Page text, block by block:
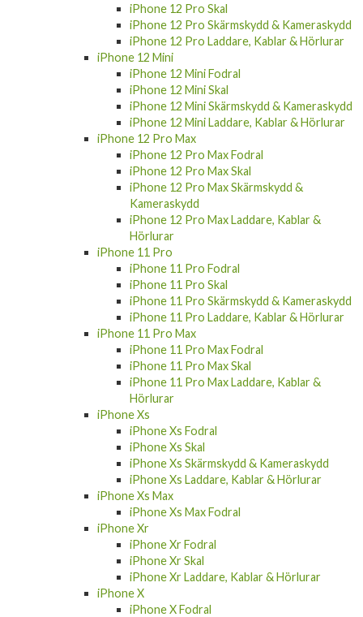
iPhone 12 Pro Skal
iPhone 12 Pro Skärmskydd & Kameraskydd
iPhone 12 Pro Laddare, Kablar & Hörlurar
iPhone 12 Mini
iPhone 12 Mini Fodral
iPhone 12 Mini Skal
iPhone 12 Mini Skärmskydd & Kameraskydd
iPhone 12 Mini Laddare, Kablar & Hörlurar
iPhone 12 Pro Max
iPhone 12 Pro Max Fodral
iPhone 12 Pro Max Skal
iPhone 12 Pro Max Skärmskydd &
Kameraskydd
iPhone 12 Pro Max Laddare, Kablar &
Hörlurar
iPhone 11 Pro
iPhone 11 Pro Fodral
iPhone 11 Pro Skal
iPhone 11 Pro Skärmskydd & Kameraskydd
iPhone 11 Pro Laddare, Kablar & Hörlurar
iPhone 11 Pro Max
iPhone 11 Pro Max Fodral
iPhone 11 Pro Max Skal
iPhone 11 Pro Max Laddare, Kablar &
Hörlurar
iPhone Xs
iPhone Xs Fodral
iPhone Xs Skal
iPhone Xs Skärmskydd & Kameraskydd
iPhone Xs Laddare, Kablar & Hörlurar
iPhone Xs Max
iPhone Xs Max Fodral
iPhone Xr
iPhone Xr Fodral
iPhone Xr Skal
iPhone Xr Laddare, Kablar & Hörlurar
iPhone X
iPhone X Fodral